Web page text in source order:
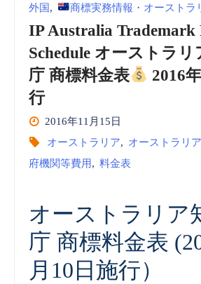
外国, 商標実務情報・オーストラ
IP Australia Trademark
Schedule オーストラリ
庁 商標料金表
2016
行
2016年11月15日
オーストラリア, オーストラリ
府機関等費用, 料金表
オーストラリア
庁 商標料金表
月10日施行）